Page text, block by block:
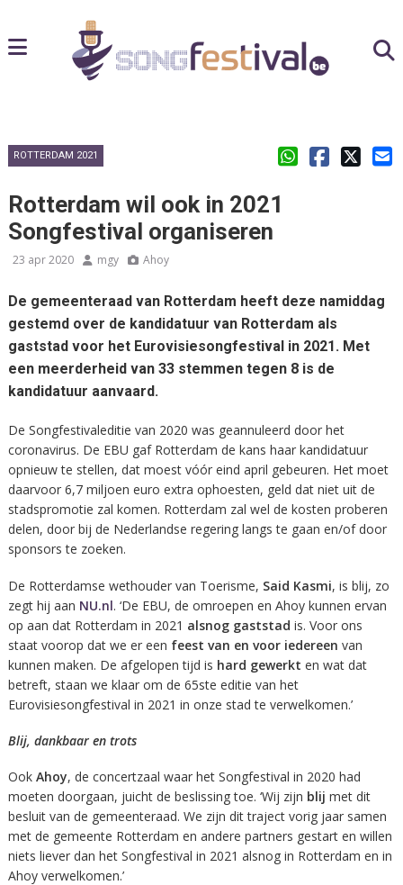
ROTTERDAM 2021
Rotterdam wil ook in 2021
Songfestival organiseren
23 apr 2020 mgy Ahoy
De gemeenteraad van Rotterdam heeft deze namiddag
gestemd over de kandidatuur van Rotterdam als
gaststad voor het Eurovisiesongfestival in 2021. Met
een meerderheid van 33 stemmen tegen 8 is de
kandidatuur aanvaard.
De Songfestivaleditie van 2020 was geannuleerd door het
coronavirus. De EBU gaf Rotterdam de kans haar kandidatuur
opnieuw te stellen, dat moest vóór eind april gebeuren. Het moet
daarvoor 6,7 miljoen euro extra ophoesten, geld dat niet uit de
stadspromotie zal komen. Rotterdam zal wel de kosten proberen
delen, door bij de Nederlandse regering langs te gaan en/of door
sponsors te zoeken.
De Rotterdamse wethouder van Toerisme, Said Kasmi, is blij, zo
zegt hij aan NU.nl. ‘De EBU, de omroepen en Ahoy kunnen ervan
op aan dat Rotterdam in 2021 alsnog gaststad is. Voor ons
staat voorop dat we er een feest van en voor iedereen van
kunnen maken. De afgelopen tijd is hard gewerkt en wat dat
betreft, staan we klaar om de 65ste editie van het
Eurovisiesongfestival in 2021 in onze stad te verwelkomen.’
Blij, dankbaar en trots
Ook Ahoy, de concertzaal waar het Songfestival in 2020 had
moeten doorgaan, juicht de beslissing toe. ‘Wij zijn blij met dit
besluit van de gemeenteraad. We zijn dit traject vorig jaar samen
met de gemeente Rotterdam en andere partners gestart en willen
niets liever dan het Songfestival in 2021 alsnog in Rotterdam en in
Ahoy verwelkomen.’